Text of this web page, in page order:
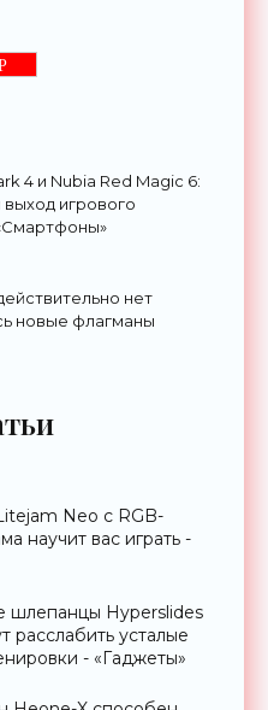
4 и Nubia Red Magic 6:
игрового
нет
новые флагманы
Neo с RGB-
научит вас играть -
шлепанцы Hyperslides
расслабить усталые
- «Гаджеты»